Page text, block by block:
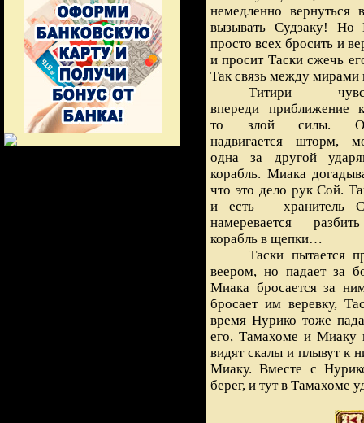
немедленно
вызывать Судзаку! Но
просто всех бросить и
и просит Таски сжечь
Так связь между мирами
Титири
впереди приближение
то злой силы.
надвигается шторм,
одна за другой
корабль. Миака
что это дело рук Сой.
и есть – хранитель
намеревается
корабль в щепки…
Таски пытается
веером, но падает за
Миака бросается за
бросает им веревку,
время Нурико тоже
его, Тамахоме и Миаку
видят скалы и плывут к
Миаку. Вместе с
берег, и тут в Тамахоме